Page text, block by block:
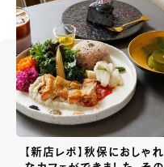
【新店レポ】秋保におしゃれ